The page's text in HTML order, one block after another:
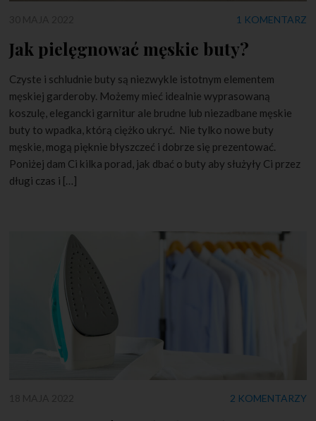
1 KOMENTARZ
Jak pielęgnować męskie buty?
Czyste i schludnie buty są niezwykle istotnym elementem
męskiej garderoby. Możemy mieć idealnie wyprasowaną
koszulę, elegancki garnitur ale brudne lub niezadbane męskie
buty to wpadka, którą ciężko ukryć. Nie tylko nowe buty
męskie, mogą pięknie błyszczeć i dobrze się prezentować.
Poniżej dam Ci kilka porad, jak dbać o buty aby służyły Ci przez
długi czas i […]
2 KOMENTARZY